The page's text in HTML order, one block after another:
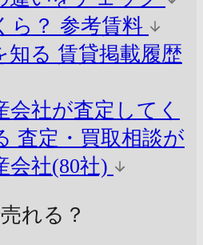
ら？ 参考賃料
知る 賃貸掲載履歴
会社が査定してく
査定・買取相談が
会社(80社)
れる？